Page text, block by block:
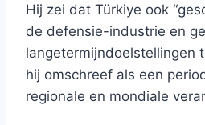
Hij zei dat Türkiye ook
de defensie-industrie en
langetermijndoelstellingen
hij omschreef als een
regionale en mondiale